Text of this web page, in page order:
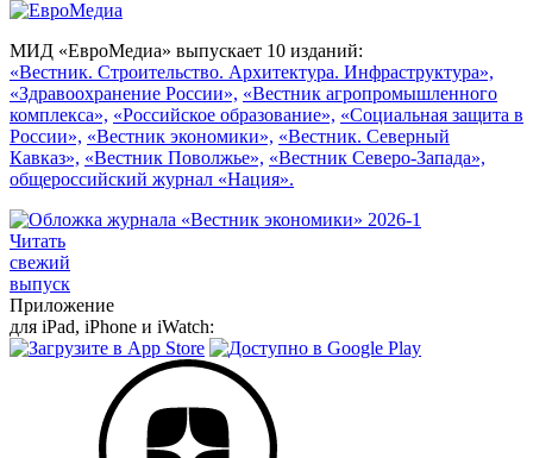
МИД «ЕвроМедиа» выпускает 10 изданий:
«Вестник. Строительство. Архитектура. Инфраструктура»,
«Здравоохранение России», «Вестник агропромышленного
комплекса», «Российское образование», «Социальная защита в
России», «Вестник экономики», «Вестник. Северный
Кавказ», «Вестник Поволжье», «Вестник Северо-Запада»,
общероссийский журнал «Нация».
Читать
свежий
выпуск
Приложение
для iPad, iPhone и iWatch: